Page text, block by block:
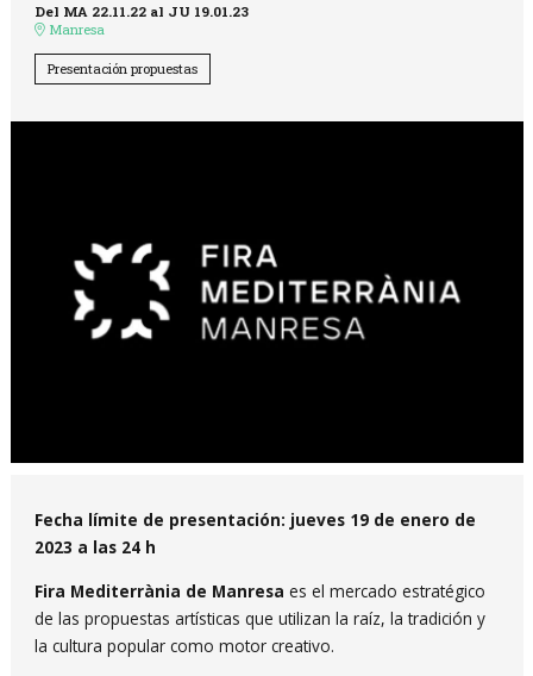
Del MA 22.11.22al JU 19.01.23
Manresa
Presentación propuestas
Fecha límite de presentación: jueves 19 de enero de
2023 a las 24 h
Fira Mediterrània de Manresa es el mercado estratégico
de las propuestas artísticas que utilizan la raíz, la tradición y
la cultura popular como motor creativo.